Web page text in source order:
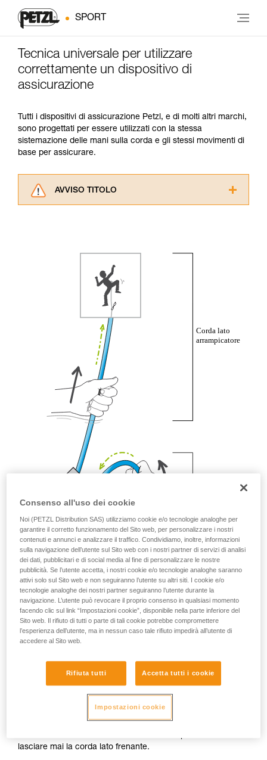
SPORT
Tecnica universale per utilizzare
correttamente un dispositivo di
assicurazione
Tutti i dispositivi di assicurazione Petzl, e di molti altri marchi,
sono progettati per essere utilizzati con la stessa
sistemazione delle mani sulla corda e gli stessi movimenti di
base per assicurare.
AVVISO TITOLO
La padronanza di queste tecniche richiede una
formazione ed un addestramento specifico.
Verificate con un professionista la vostra
capacità di rifare la manovra, da soli, in piena
sicurezza, prima di riprodurla autonomamente.
Forniamo esempi di tecniche relative alla vostra
attività. Ne possono esistere altre che non
vengono qui descritte.
Questa posizione delle mani è valida con qualsiasi
dispositivo utilizzato: tubo, GRIGRI, REVERSO...
Recuperare corda
Per recuperare corda, tirare la corda lato arrampicatore e
lasciare mai la corda lato frenante.
Consenso all'uso dei cookie
Noi (PETZL Distribution SAS) utilizziamo cookie e/o tecnologie analoghe per
garantire il corretto funzionamento del Sito web, per personalizzare i nostri
contenuti e annunci e analizzare il traffico. Condividiamo, inoltre, informazioni
sulla navigazione dell’utente sul Sito web con i nostri partner di servizi di analisi
dei dati, pubblicitari e di social media al fine di personalizzare le nostre
pubblicità. Se l’utente accetta, i nostri cookie e/o tecnologie analoghe saranno
attivi solo sul Sito web e non seguiranno l’utente su altri siti. I cookie e/o
tecnologie analoghe dei nostri partner seguiranno l’utente durante la
navigazione. L’utente può revocare il proprio consenso in qualsiasi momento
facendo clic sul link “Impostazioni cookie”, disponibile nella parte inferiore del
Sito web. Il rifiuto di tutti o parte di tali cookie potrebbe compromettere
l’esperienza dell’utente, ma in nessun caso tale rifiuto impedirà all’utente di
accedere al Sito web.
Rifiuta tutti Accetta tutti i cookie
Impostazioni cookie